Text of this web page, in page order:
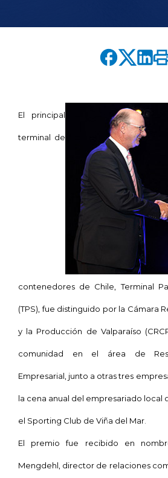
El principal
terminal de
contenedores de Chile, Terminal
(TPS), fue distinguido por la Cámara
y la Producción de Valparaíso
comunidad en el área de
Empresarial, junto a otras tres
la cena anual del empresariado local
el Sporting Club de Viña del Mar.
El premio fue recibido en
Mengdehl, director de relaciones